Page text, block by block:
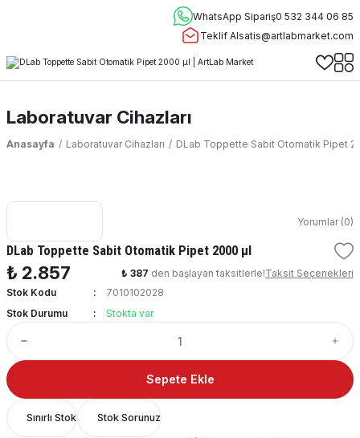
WhatsApp Sipariş0 532 344 06 85
Teklif Alsatis@artlabmarket.com
Laboratuvar Cihazları
Anasayfa Laboratuvar Cihazları DLab Toppette Sabit Otomatik Pipet
Yorumlar (0)
DLab Toppette Sabit Otomatik Pipet 2000 μl
₺ 2.857 ₺ 387 den başlayan taksitlerle!Taksit Seçenekleri
Stok Kodu
7010102028
Stok Durumu
Stokta var
Sepete Ekle
Sınırlı Stok Stok Sorunuz